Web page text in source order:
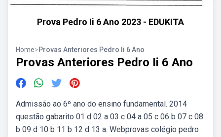
Prova Pedro Ii 6 Ano 2023 - EDUKITA
Home>Provas Anteriores Pedro Ii 6 Ano
Provas Anteriores Pedro Ii 6 Ano
Admissão ao 6º ano do ensino fundamental. 2014
questão gabarito 01 d 02 a 03 c 04 a 05 c 06 b 07 c 08
b 09 d 10 b 11 b 12 d 13 a. Webprovas colégio pedro